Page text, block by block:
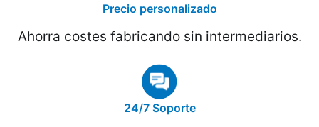
Precio personalizado
Ahorra costes fabricando sin intermediarios.
24/7 Soporte